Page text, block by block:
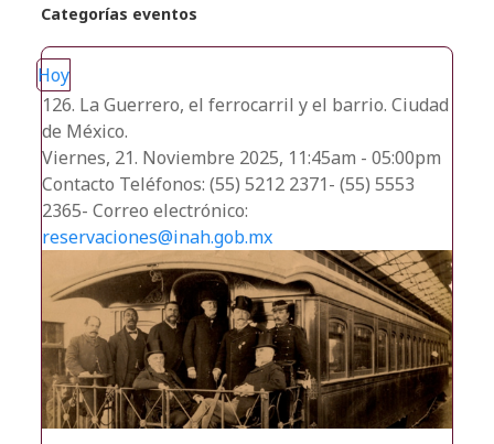
Categorías eventos
Hoy
126. La Guerrero, el ferrocarril y el barrio. Ciudad
de México.
Viernes, 21. Noviembre 2025, 11:45am - 05:00pm
Contacto Teléfonos: (55) 5212 2371- (55) 5553
2365- Correo electrónico:
reservaciones@inah.gob.mx